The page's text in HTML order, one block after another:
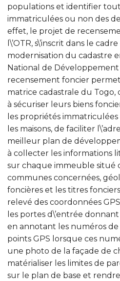
populations et identifier
immatriculées ou non des
effet, le projet de
l\’OTR, s\’inscrit dans le
modernisation du cadastre
National de Développement
recensement foncier
matrice cadastrale du Togo,
à sécuriser leurs biens
les propriétés
les maisons, de faciliter
meilleur plan de
à collecter les informations
sur chaque immeuble situé
communes concernées,
foncières et les titres
relevé des coordonnées
les portes d\’entrée
en annotant les numéros de
points GPS lorsque ces
une photo de la façade de
matérialiser les limites de
sur le plan de base et